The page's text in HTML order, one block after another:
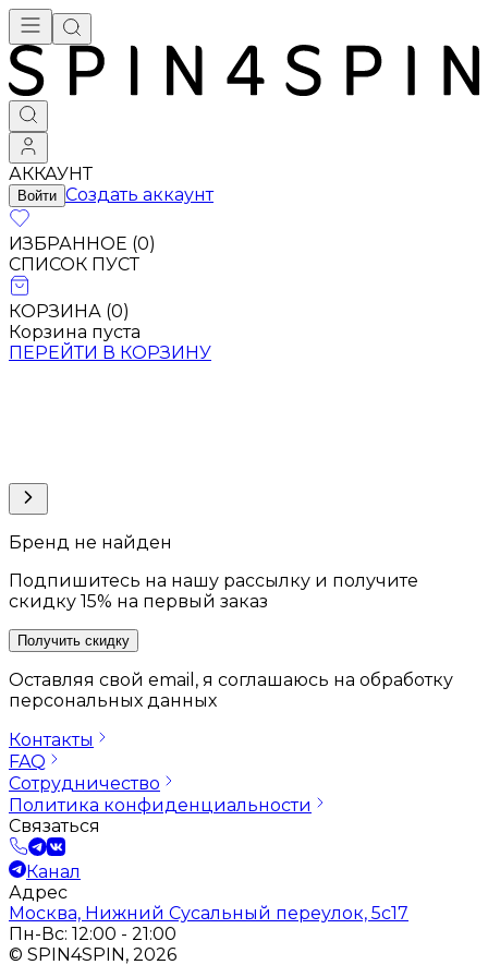
АККАУНТ
Войти Создать аккаунт
ИЗБРАННОЕ (0)
СПИСОК ПУСТ
КОРЗИНА (0)
Корзина пуста
ПЕРЕЙТИ В КОРЗИНУ
Бренд не найден
Подпишитесь на нашу рассылку и получите
скидку 15% на первый заказ
Получить скидку
Оставляя свой email, я соглашаюсь на обработку
персональных данных
Контакты
FAQ
Сотрудничество
Политика конфиденциальности
Связаться
Канал
Адрес
Москва, Нижний Сусальный переулок, 5с17
Пн-Вс: 12:00 - 21:00
© SPIN4SPIN, 2026
Брендовая одежда - купить в Москве